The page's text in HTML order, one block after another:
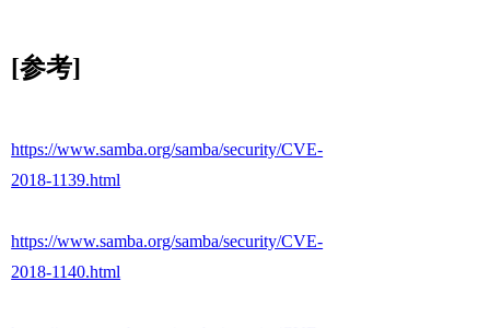
[参考]
https://www.samba.org/samba/security/CVE-
2018-1139.html
https://www.samba.org/samba/security/CVE-
2018-1140.html